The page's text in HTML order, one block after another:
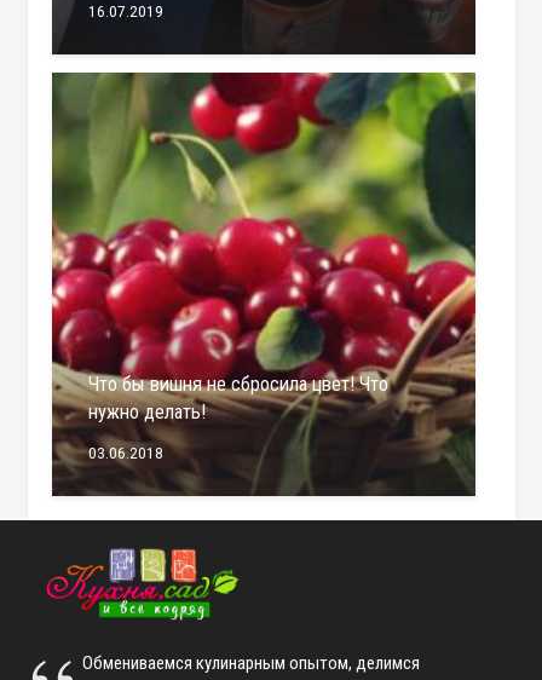
16.07.2019
Что бы вишня не сбросила цвет! Что
нужно делать!
03.06.2018
Обмениваемся кулинарным опытом, делимся